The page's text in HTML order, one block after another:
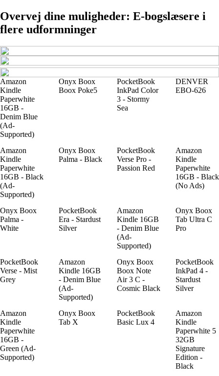
Overvej dine muligheder: E-bogslæsere i
flere udformninger
Amazon
Kindle
Paperwhite
16GB -
Denim Blue
(Ad-
Supported)
Onyx Boox
Boox Poke5
PocketBook
InkPad Color
3 - Stormy
Sea
DENVER
EBO-626
Amazon
Kindle
Paperwhite
16GB - Black
(Ad-
Supported)
Onyx Boox
Palma - Black
PocketBook
Verse Pro -
Passion Red
Amazon
Kindle
Paperwhite
16GB - Black
(No Ads)
Onyx Boox
Palma -
White
PocketBook
Era - Stardust
Silver
Amazon
Kindle 16GB
- Denim Blue
(Ad-
Supported)
Onyx Boox
Tab Ultra C
Pro
PocketBook
Verse - Mist
Grey
Amazon
Kindle 16GB
- Denim Blue
(Ad-
Supported)
Onyx Boox
Boox Note
Air 3 C -
Cosmic Black
PocketBook
InkPad 4 -
Stardust
Silver
Amazon
Kindle
Paperwhite
16GB -
Green (Ad-
Supported)
Onyx Boox
Tab X
PocketBook
Basic Lux 4
Amazon
Kindle
Paperwhite 5
32GB
Signature
Edition -
Black